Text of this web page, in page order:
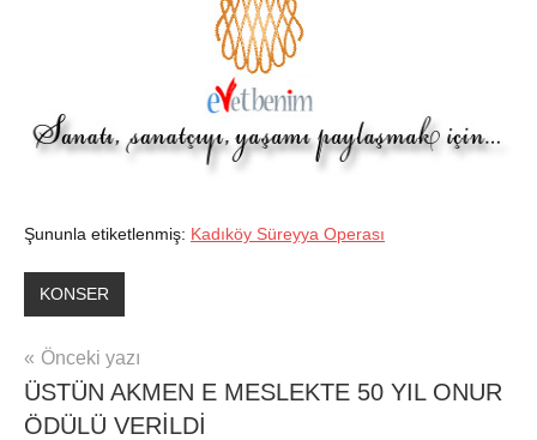
Şununla etiketlenmiş: Kadıköy Süreyya Operası
KONSER
Yazı
gezinmesi
Önceki yazı
ÜSTÜN AKMEN E MESLEKTE 50 YIL ONUR
ÖDÜLÜ VERİLDİ